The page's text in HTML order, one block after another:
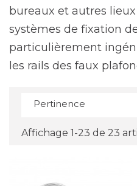
bureaux et autres
systèmes de fixation
particulièrement
les rails des faux
Pertinence
Affichage 1-23 de 23